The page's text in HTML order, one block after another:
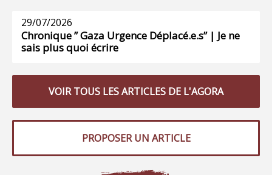
29/07/2026
Chronique ” Gaza Urgence Déplacé.e.s” | Je ne
sais plus quoi écrire
VOIR TOUS LES ARTICLES DE L'AGORA
PROPOSER UN ARTICLE